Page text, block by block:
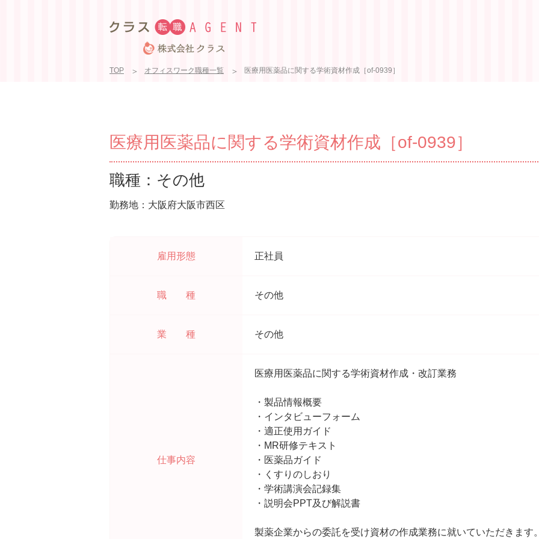
TOP オフィスワーク職種一覧 医療用医薬品に関する学術資材作成［of-0939］
医療用医薬品に関する学術資材作成［of-0939］
職種：その他
勤務地：大阪府大阪市西区
雇用形態 正社員
職 種 その他
業 種 その他
仕事内容
医療用医薬品に関する学術資材作成・改訂業務
・製品情報概要
・インタビューフォーム
・適正使用ガイド
・MR研修テキスト
・医薬品ガイド
・くすりのしおり
・学術講演会記録集
・説明会PPT及び解説書
製薬企業からの委託を受け資材の作成業務に就いていただきます